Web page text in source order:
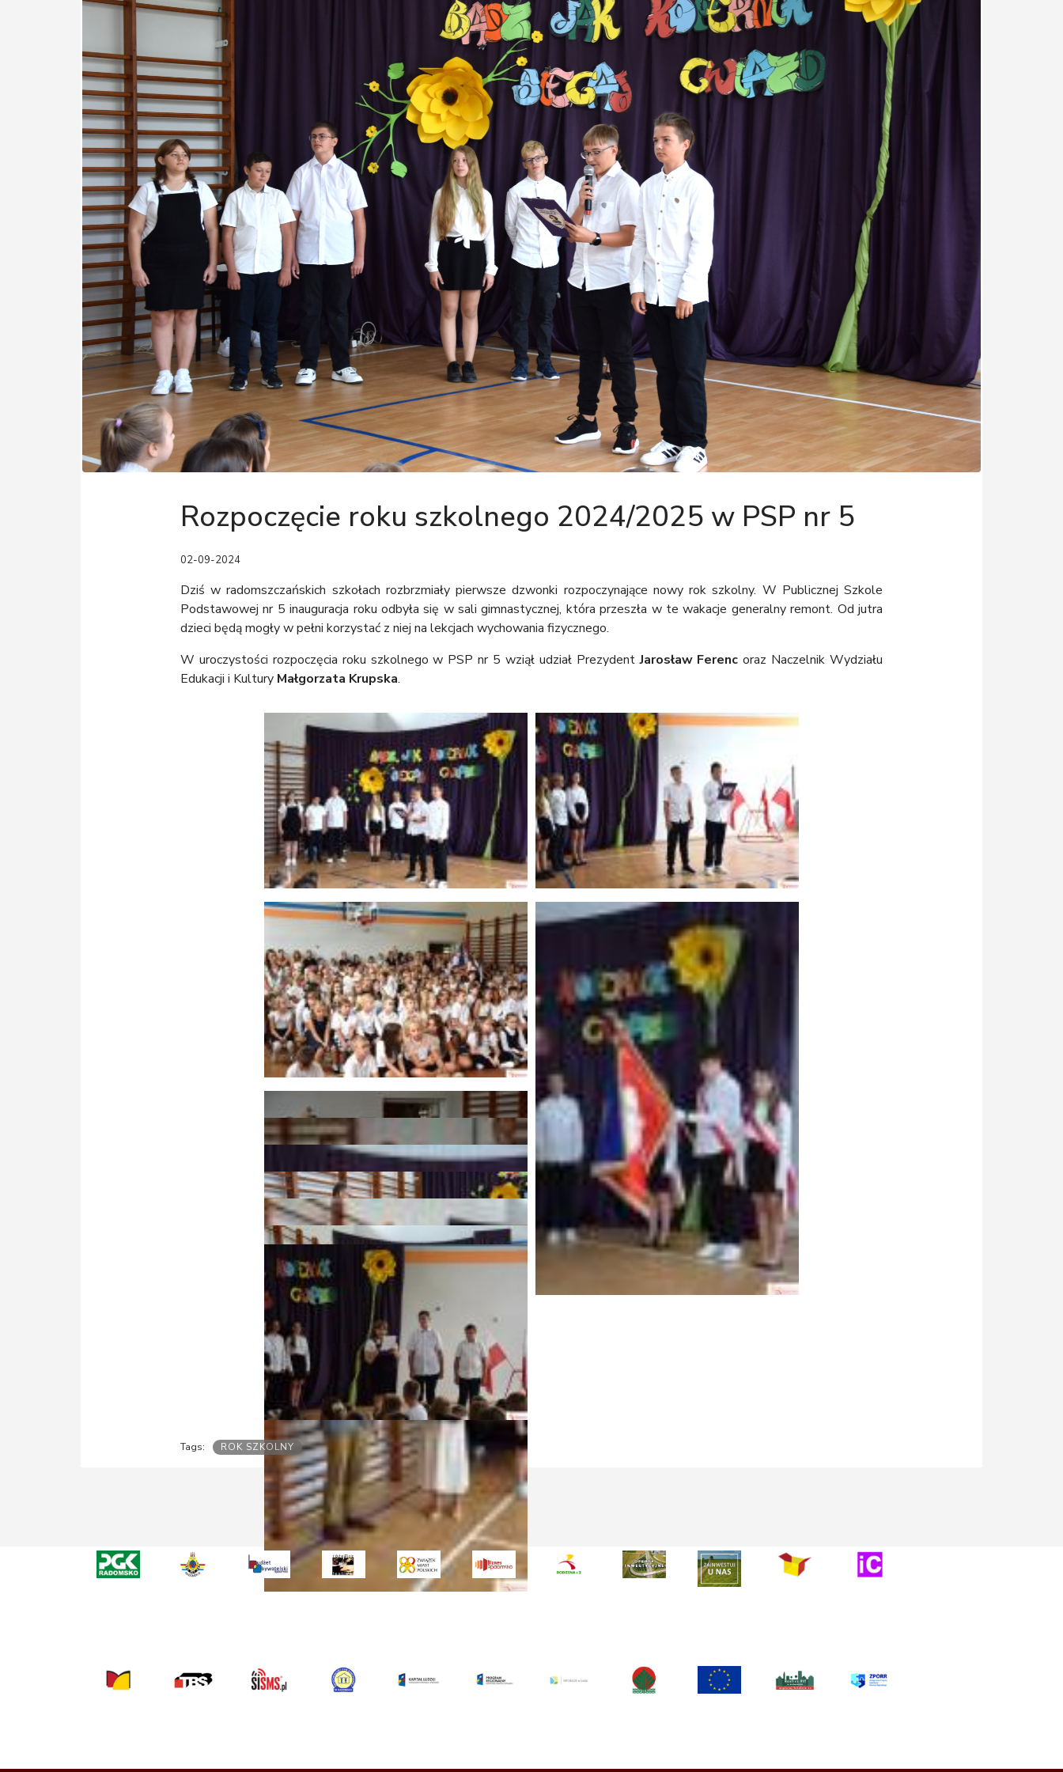
Rozpoczęcie roku szkolnego 2024/2025 w PSP nr 5
02-09-2024
Dziś w radomszczańskich szkołach rozbrzmiały pierwsze dzwonki rozpoczynające nowy rok szkolny. W Publicznej Szkole
Podstawowej nr 5 inauguracja roku odbyła się w sali gimnastycznej, która przeszła w te wakacje generalny remont. Od jutra
dzieci będą mogły w pełni korzystać z niej na lekcjach wychowania fizycznego.
W uroczystości rozpoczęcia roku szkolnego w PSP nr 5 wziął udział PrezydentJarosław Ferenc oraz Naczelnik Wydziału
Edukacji i Kultury Małgorzata Krupska.
Tags: ROK SZKOLNY